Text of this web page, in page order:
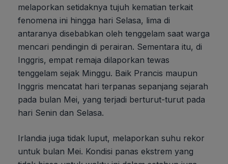
melaporkan setidaknya tujuh kematian terkait
fenomena ini hingga hari Selasa, lima di
antaranya disebabkan oleh tenggelam saat warga
mencari pendingin di perairan. Sementara itu, di
Inggris, empat remaja dilaporkan tewas
tenggelam sejak Minggu. Baik Prancis maupun
Inggris mencatat hari terpanas sepanjang sejarah
pada bulan Mei, yang terjadi berturut-turut pada
hari Senin dan Selasa.
Irlandia juga tidak luput, melaporkan suhu rekor
untuk bulan Mei. Kondisi panas ekstrem yang